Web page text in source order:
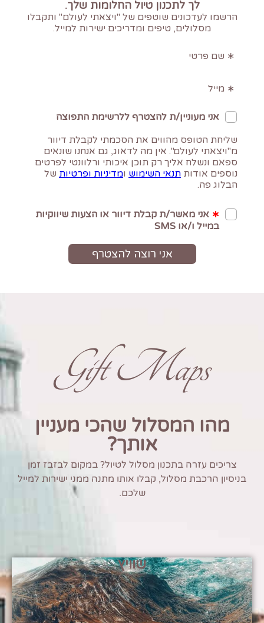
Gift Maps
מהו המסלול שהכי מעניין
אותך?
צריכים עזרה בתכנון מסלול לטיול? במקום לבזבז זמן
בניסיון הרכבת מסלול, קבלו אותו מתנה ממני ישירות למייל
שלכם.
שוויץ